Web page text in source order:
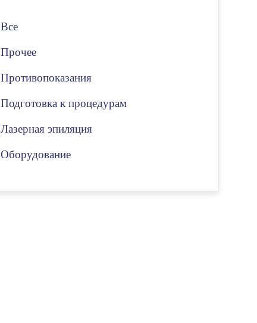
Все
Прочее
Противопоказания
Подготовка к процедурам
Лазерная эпиляция
Оборудование